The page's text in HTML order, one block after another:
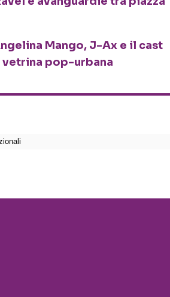
Mango, J-Ax e il cast
pop-urbana